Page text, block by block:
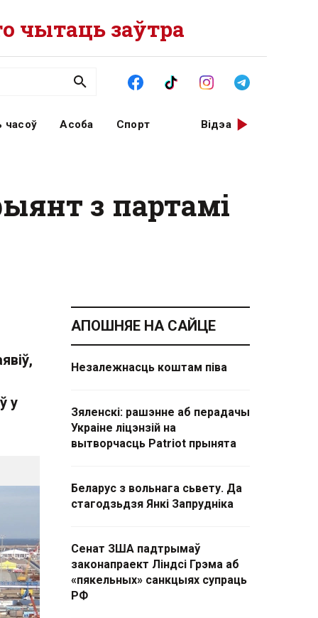
чытаць заўтра
часоў Асоба Спорт Відэа
з партамі
у
АПОШНЯЕ НА САЙЦЕ
Незалежнасць коштам піва
Зяленскі: рашэнне аб перадачы
Украіне ліцэнзій на
вытворчасць Patriot прынята
Беларус з вольнага сьвету. Да
стагодзьдзя Янкі Запрудніка
Сенат ЗША падтрымаў
законапраект Ліндсі Грэма аб
«пякельных» санкцыях супраць
РФ